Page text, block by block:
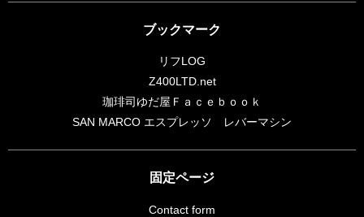
ブックマーク
リフLOG
Z400LTD.net
珈琲司ゆだ屋Ｆａｃｅｂｏｏｋ
SAN MARCO エスプレッソ レバーマシン
固定ページ
Contact form